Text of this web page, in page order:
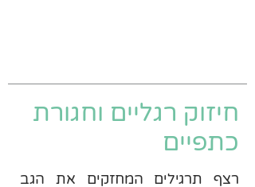
חיזוק רגליים וחגורת
כתפיים
רצף תרגילים המחזקים את הגב